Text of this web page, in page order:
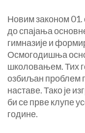
Новим законом 01.
до спајања
гимназије и
Осмогодишња
школовањем. Тих
озбиљан проблем
наставе. Тако је
би се прве клупе
године.